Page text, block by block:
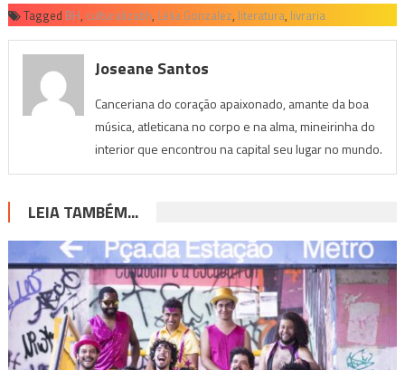
Tagged BH, culturalizabh, Lélia Gonzalez, literatura, livraria
Joseane Santos
Canceriana do coração apaixonado, amante da boa
música, atleticana no corpo e na alma, mineirinha do
interior que encontrou na capital seu lugar no mundo.
LEIA TAMBÉM...